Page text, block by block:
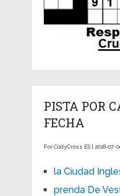
PISTA POR
FECHA
For CodyCross ES | 2018-07-
la Ciudad
prenda De